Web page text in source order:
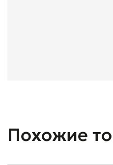
Похожие